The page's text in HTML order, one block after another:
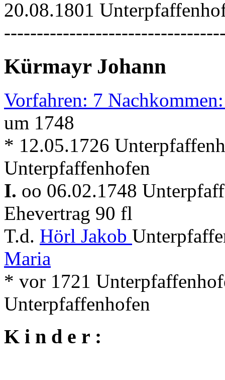
20.08.1801
Kürmayr Johann
Vorfahren: 7
um 1748
* 12.05.1726
Unterpfaffenhofen
I. oo 06.02.1748
Ehevertrag 90 fl
T.d. Hörl Jakob
Maria
* vor 1721
Unterpfaffenhofen
K i n d e r :